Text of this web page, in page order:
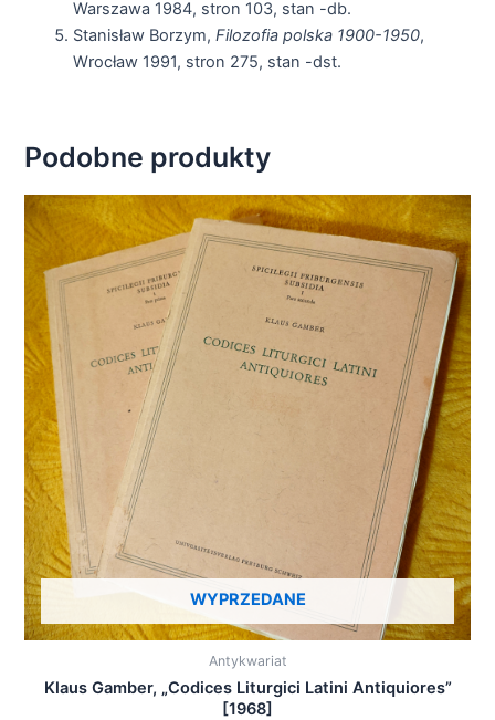
Warszawa 1984, stron 103, stan -db.
Stanisław Borzym,Filozofia polska 1900-1950,
Wrocław 1991, stron 275, stan -dst.
Podobne produkty
WYPRZEDANE
Antykwariat
Klaus Gamber, „Codices Liturgici Latini Antiquiores”
[1968]